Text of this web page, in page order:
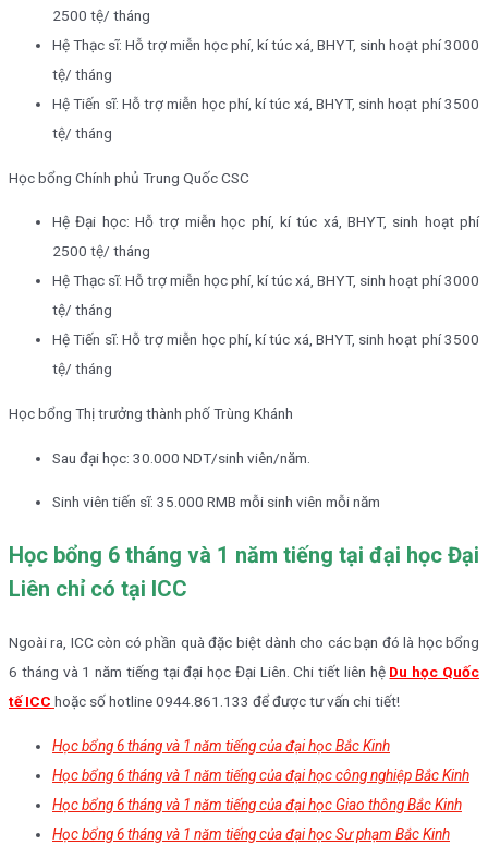
2500 tệ/ tháng
Hệ Thạc sĩ: Hỗ trợ miễn học phí, kí túc xá, BHYT, sinh hoạt phí 3000
tệ/ tháng
Hệ Tiến sĩ: Hỗ trợ miễn học phí, kí túc xá, BHYT, sinh hoạt phí 3500
tệ/ tháng
Học bổng Chính phủ Trung Quốc CSC
Hệ Đại học: Hỗ trợ miễn học phí, kí túc xá, BHYT, sinh hoạt phí
2500 tệ/ tháng
Hệ Thạc sĩ: Hỗ trợ miễn học phí, kí túc xá, BHYT, sinh hoạt phí 3000
tệ/ tháng
Hệ Tiến sĩ: Hỗ trợ miễn học phí, kí túc xá, BHYT, sinh hoạt phí 3500
tệ/ tháng
Học bổng Thị trưởng thành phố Trùng Khánh
Sau đại học: 30.000 NDT/sinh viên/năm.
Sinh viên tiến sĩ: 35.000 RMB mỗi sinh viên mỗi năm
Học bổng 6 tháng và 1 năm tiếng tại đại học Đại
Liên chỉ có tại ICC
Ngoài ra, ICC còn có phần quà đặc biệt dành cho các bạn đó là học bổng
6 tháng và 1 năm tiếng tại đại học Đại Liên. Chi tiết liên hệ Du học Quốc
tế ICC hoặc số hotline 0944.861.133 để được tư vấn chi tiết!
Học bổng 6 tháng và 1 năm tiếng của đại học Bắc Kinh
Học bổng 6 tháng và 1 năm tiếng của đại học công nghiệp Bắc Kinh
Học bổng 6 tháng và 1 năm tiếng của đại học Giao thông Bắc Kinh
Học bổng 6 tháng và 1 năm tiếng của đại học Sư phạm Bắc Kinh